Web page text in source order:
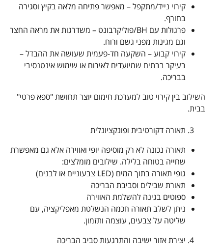
קירוי נייד/מתקפל – מאפשר פתיחה מלאה בקיץ וסגירה
בחורף.
פרגולות עם BH/פוליקרבונט – משדרגות את מראה החצר
וגם מגינות מפני גשם ורוח.
קירוי קבוע – השקעה חד-פעמית שעושה את ההבדל –
בעיקר בבתים שמיועדים לאירוח או שימוש אינטנסיבי
בבריכה.
השילוב בין קירוי טוב למערכת חימום יוצר תחושת "ספא פרטי"
בבית.
תאורה דקורטיבית ופונקציונלית
תאורה נכונה לא רק מוסיפה יופי ואווירה אלא גם מאפשרת
שחייה בטוחה בלילה. שילובים מומלצים:
גופי תאורה בתוך המים (LED צבעוניים או לבנים)
תאורת שבילים וסביבת הבריכה
ספוטים בגינה להשלמת האווירה
ניתן לשלב תאורה חכמה הנשלטת מאפליקציה, עם
שליטה על צבעים, עוצמה ותזמון.
יצירת אזור ישיבה והתרגעות סביב הבריכה